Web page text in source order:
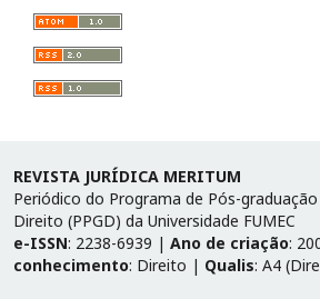
REVISTA JURÍDICA MERITUM
Periódico do Programa de Pós-graduação
Direito (PPGD) da Universidade FUMEC
e-ISSN: 2238-6939 | Ano de criação:
conhecimento: Direito | Qualis: A4